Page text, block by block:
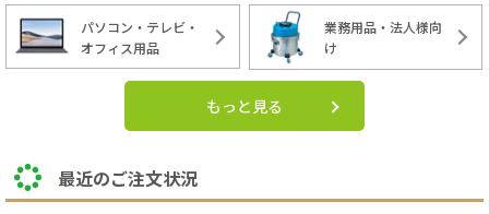
パソコン・テレビ・
オフィス用品
業務用品・法人様向
け
もっと見る
最近のご注文状況